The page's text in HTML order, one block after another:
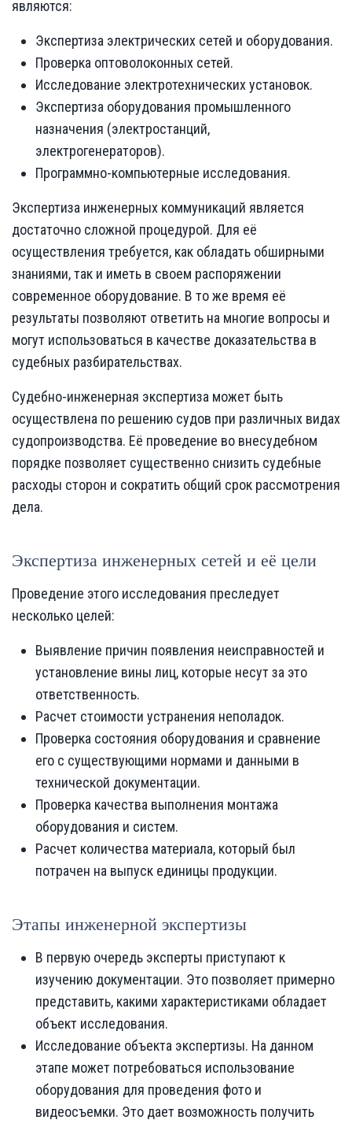
являются:
Экспертиза электрических сетей и оборудования.
Проверка оптоволоконных сетей.
Исследование электротехнических установок.
Экспертиза оборудования промышленного
назначения (электростанций,
электрогенераторов).
Программно-компьютерные исследования.
Экспертиза инженерных коммуникаций является
достаточно сложной процедурой. Для её
осуществления требуется, как обладать обширными
знаниями, так и иметь в своем распоряжении
современное оборудование. В то же время её
результаты позволяют ответить на многие вопросы и
могут использоваться в качестве доказательства в
судебных разбирательствах.
Судебно-инженерная экспертиза может быть
осуществлена по решению судов при различных видах
судопроизводства. Её проведение во внесудебном
порядке позволяет существенно снизить судебные
расходы сторон и сократить общий срок рассмотрения
дела.
Экспертиза инженерных сетей и её цели
Проведение этого исследования преследует
несколько целей:
Выявление причин появления неисправностей и
установление вины лиц, которые несут за это
ответственность.
Расчет стоимости устранения неполадок.
Проверка состояния оборудования и сравнение
его с существующими нормами и данными в
технической документации.
Проверка качества выполнения монтажа
оборудования и систем.
Расчет количества материала, который был
потрачен на выпуск единицы продукции.
Этапы инженерной экспертизы
В первую очередь эксперты приступают к
изучению документации. Это позволяет примерно
представить, какими характеристиками обладает
объект исследования.
Исследование объекта экспертизы. На данном
этапе может потребоваться использование
оборудования для проведения фото и
видеосъемки. Это дает возможность получить